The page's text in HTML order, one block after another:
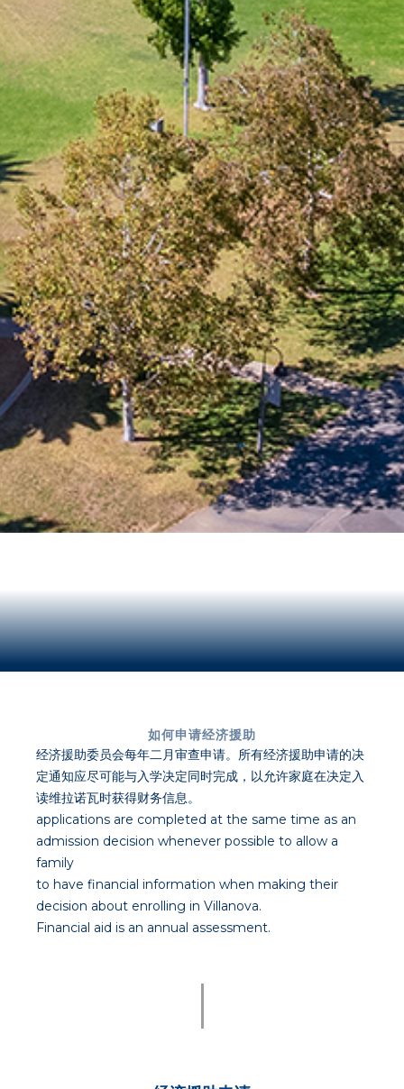
如何申请经济援助
经济援助委员会每年二月审查申请。所有经济援助申请的决
定通知应尽可能与入学决定同时完成，以允许家庭在决定入
读维拉诺瓦时获得财务信息。
applications are completed at the same time as an
admission decision whenever possible to allow a
family
to have financial information when making their
decision about enrolling in Villanova.
Financial aid is an annual assessment.